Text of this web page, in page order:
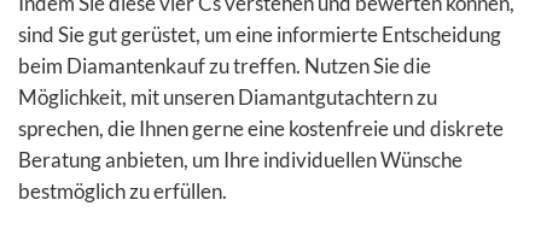
sind Sie gut gerüstet, um eine informierte Entscheidung
beim Diamantenkauf zu treffen. Nutzen Sie die
Möglichkeit, mit unseren Diamantgutachtern zu
sprechen, die Ihnen gerne eine kostenfreie und diskrete
Beratung anbieten, um Ihre individuellen Wünsche
bestmöglich zu erfüllen.